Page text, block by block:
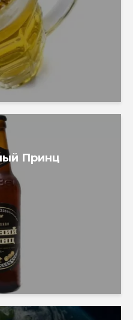
Принц